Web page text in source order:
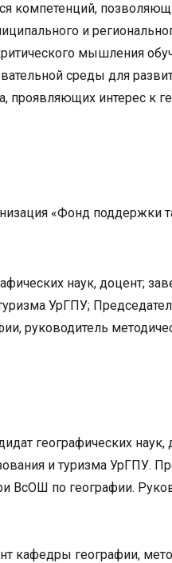
компетенций,
и
мышления
среды для
проявляющих интерес к
«Фонд поддержки
наук, доцент;
УрГПУ;
руководитель
географических
и туризма УрГПУ.
ВсОШ по географии.
кафедры географии,